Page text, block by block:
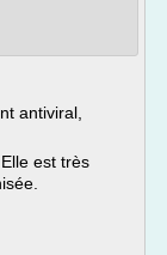
antiviral,
est très